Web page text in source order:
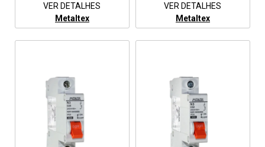
VER DETALHES
Metaltex
VER DETALHES
Metaltex